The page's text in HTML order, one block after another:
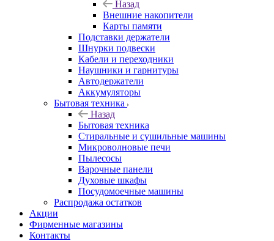
Назад
Внешние накопители
Карты памяти
Подставки держатели
Шнурки подвески
Кабели и переходники
Наушники и гарнитуры
Автодержатели
Аккумуляторы
Бытовая техника
Назад
Бытовая техника
Стиральные и сушильные машины
Микроволновые печи
Пылесосы
Варочные панели
Духовые шкафы
Посудомоечные машины
Распродажа остатков
Акции
Фирменные магазины
Контакты